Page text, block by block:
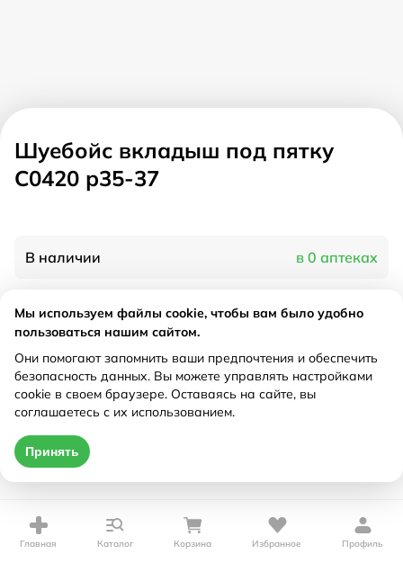
Шуебойс вкладыш под пятку
С0420 р35-37
В наличии в 0 аптеках
Характеристики
Рецепт Не требуется
Цена действительна только при оформлении онлайн
Главная Каталог Корзина Избранное Профиль
Мы используем файлы cookie, чтобы вам было удобно
пользоваться нашим сайтом.
Они помогают запомнить ваши предпочтения и обеспечить
безопасность данных. Вы можете управлять настройками
cookie в своем браузере. Оставаясь на сайте, вы
соглашаетесь с их использованием.
Принять